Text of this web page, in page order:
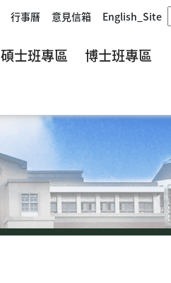
行事曆 意見信箱 English_Site
碩士班專區 博士班專區